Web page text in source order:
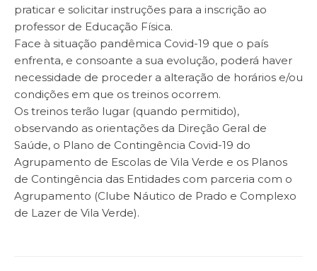
praticar e solicitar instruções para a inscrição ao
professor de Educação Física.
Face à situação pandêmica Covid-19 que o país
enfrenta, e consoante a sua evolução, poderá haver
necessidade de proceder a alteração de horários e/ou
condições em que os treinos ocorrem.
Os treinos terão lugar (quando permitido),
observando as orientações da Direção Geral de
Saúde, o Plano de Contingência Covid-19 do
Agrupamento de Escolas de Vila Verde e os Planos
de Contingência das Entidades com parceria com o
Agrupamento (Clube Náutico de Prado e Complexo
de Lazer de Vila Verde).